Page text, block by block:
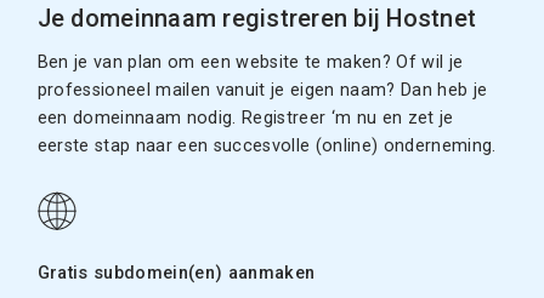
Je domeinnaam registreren bij Hostnet
Ben je van plan om een website te maken? Of wil je
professioneel mailen vanuit je eigen naam? Dan heb je
een domeinnaam nodig. Registreer ‘m nu en zet je
eerste stap naar een succesvolle (online) onderneming.
Gratis subdomein(en) aanmaken